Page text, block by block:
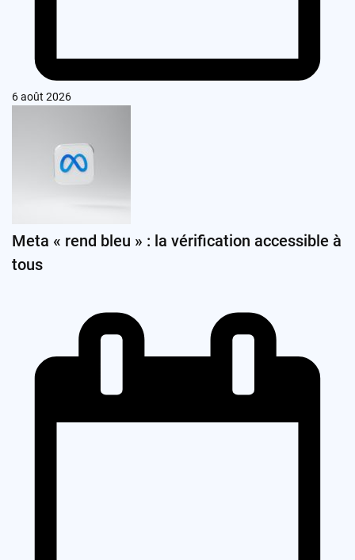
6 août 2026
Meta « rend bleu » : la vérification accessible à
tous